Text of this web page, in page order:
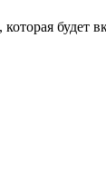
будет